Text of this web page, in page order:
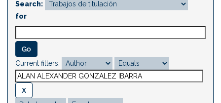
Search:
for
Current filters: